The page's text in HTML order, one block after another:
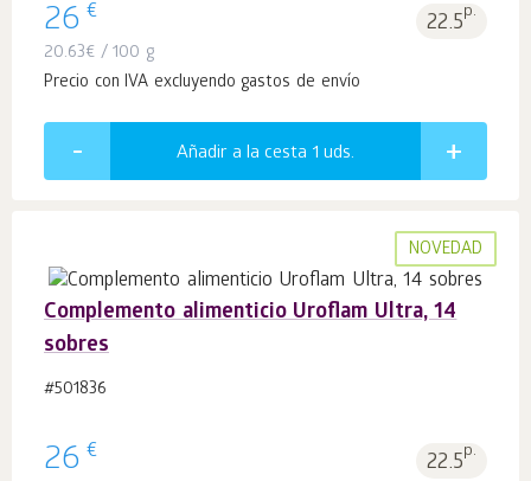
26 € 22.5p.
20.63€ / 100 g
Precio con IVA excluyendo gastos de envío
Añadir a la cesta 1 uds.
NOVEDAD
Complemento alimenticio Uroflam Ultra, 14
sobres
#501836
26 € 22.5p.